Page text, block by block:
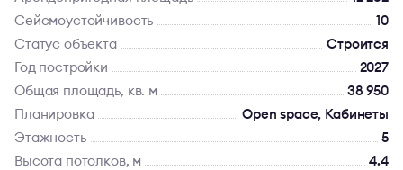
Сейсмоустойчивость
10
Статус объекта
Строится
Год постройки
2027
Общая площадь, кв. м
38 950
Планировка
Open space, Кабинеты
Этажность
5
Высота потолков, м
4.4